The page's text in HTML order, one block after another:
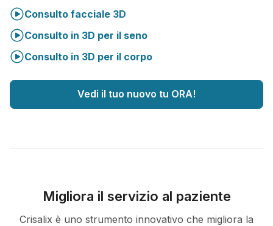
Consulto facciale 3D
Consulto in 3D per il seno
Consulto in 3D per il corpo
Vedi il tuo nuovo tu ORA!
Migliora il servizio al paziente
Crisalix è uno strumento innovativo che migliora la